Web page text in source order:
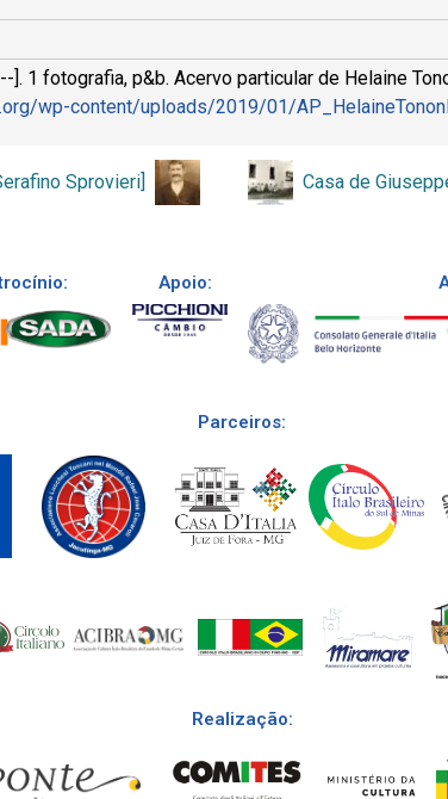
]. 1 fotografia, p&b. Acervo particular de Helaine
wp-content/uploads/2019/01/
Sprovieri] Casa de
Apoio:
Parceiros:
Realização: